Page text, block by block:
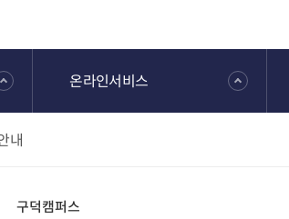
내
온라인서비스
구덕캠퍼스